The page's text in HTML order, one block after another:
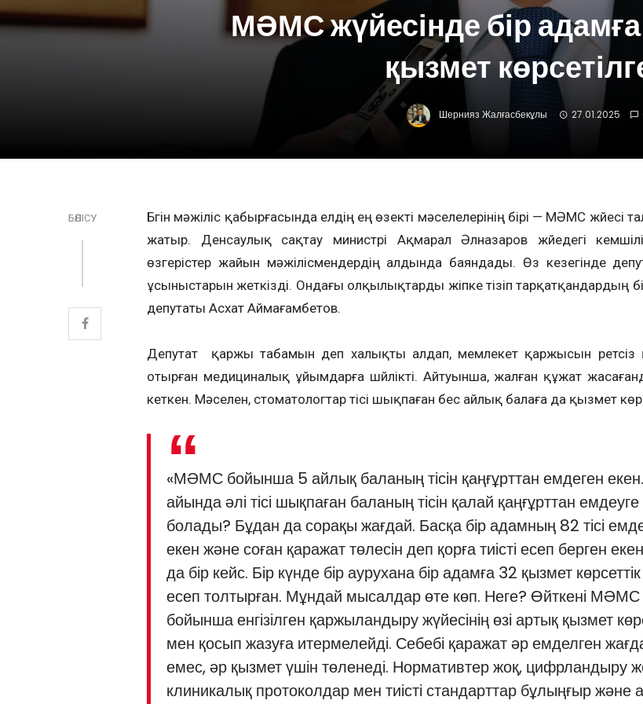
МӘМС жүйесінде бір адамға
қызмет
Шернияз Жалғасбекұлы 27.01.2025
БӨЛІСУ
Бүгін мәжіліс қабырғасында елдің ең өзекті мәселелерінің бірі — МӘМС жүйесі
жатыр. Денсаулық сақтау министрі Ақмарал Әлназаров жүйедегі
өзгерістер жайын мәжілісмендердің алдында баяндады. Өз кезегінде
ұсыныстарын жеткізді. Ондағы олқылықтарды жіпке тізіп тарқатқандардың
депутаты Асхат Аймағамбетов.
Депутат қаржы табамын деп халықты алдап, мемлекет қаржысын ретсіз
отырған медициналық ұйымдарға шүйлікті. Айтуынша, жалған құжат
кеткен. Мәселен, стоматологтар тісі шықпаған бес айлық балаға да қызмет
«МӘМС бойынша 5 айлық баланың тісін қаңғұрттан емдеген
айында әлі тісі шықпаған баланың тісін қалай қаңғұрттан емдеуге
болады? Бұдан да сорақы жағдай. Басқа бір адамның 82 тісі
екен және соған қаражат төлесін деп қорға тиісті есеп берген
да бір кейс. Бір күнде бір аурухана бір адамға 32 қызмет
есеп толтырған. Мұндай мысалдар өте көп. Неге? Өйткені МӘМС
бойынша енгізілген қаржыландыру жүйесінің өзі артық қызмет
мен қосып жазуға итермелейді. Себебі қаражат әр емделген
емес, әр қызмет үшін төленеді. Нормативтер жоқ, цифрландыру
клиникалық протоколдар мен тиісті стандарттар бұлыңғыр және